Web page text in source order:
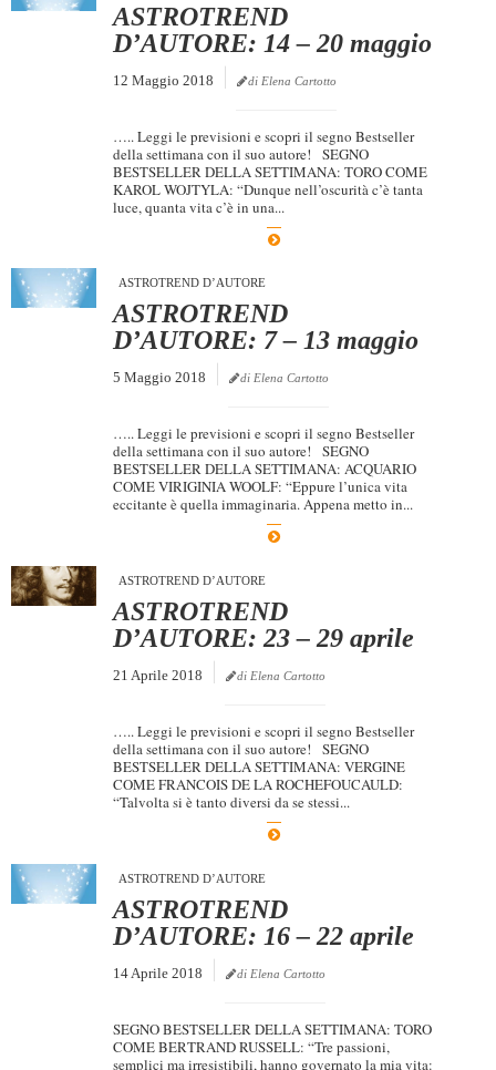
Salone di Torino
ASTROTREND
D’AUTORE: 14 – 20 maggio
12 Maggio 2018 di Elena Cartotto
….. Leggi le previsioni e scopri il segno Bestseller
della settimana con il suo autore! SEGNO
BESTSELLER DELLA SETTIMANA: TORO COME
KAROL WOJTYLA: “Dunque nell’oscurità c’è tanta
luce, quanta vita c’è in una...
ASTROTREND D’AUTORE
ASTROTREND
D’AUTORE: 7 – 13 maggio
5 Maggio 2018 di Elena Cartotto
….. Leggi le previsioni e scopri il segno Bestseller
della settimana con il suo autore! SEGNO
BESTSELLER DELLA SETTIMANA: ACQUARIO
COME VIRIGINIA WOOLF: “Eppure l’unica vita
eccitante è quella immaginaria. Appena metto in...
ASTROTREND D’AUTORE
ASTROTREND
D’AUTORE: 23 – 29 aprile
21 Aprile 2018 di Elena Cartotto
….. Leggi le previsioni e scopri il segno Bestseller
della settimana con il suo autore! SEGNO
BESTSELLER DELLA SETTIMANA: VERGINE
COME FRANCOIS DE LA ROCHEFOUCAULD:
“Talvolta si è tanto diversi da se stessi...
ASTROTREND D’AUTORE
ASTROTREND
D’AUTORE: 16 – 22 aprile
14 Aprile 2018 di Elena Cartotto
SEGNO BESTSELLER DELLA SETTIMANA: TORO
COME BERTRAND RUSSELL: “Tre passioni,
semplici ma irresistibili, hanno governato la mia vita: